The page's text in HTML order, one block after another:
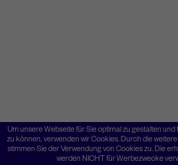
Um unsere Webseite für Sie optimal zu gestalten
zu können, verwenden wir Cookies. Durch die
stimmen Sie der Verwendung von Cookies zu. Die
werden NICHT für Werbezwecke